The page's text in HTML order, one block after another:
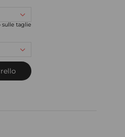
sulle taglie